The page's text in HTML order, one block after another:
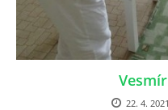
22. 4. 2021